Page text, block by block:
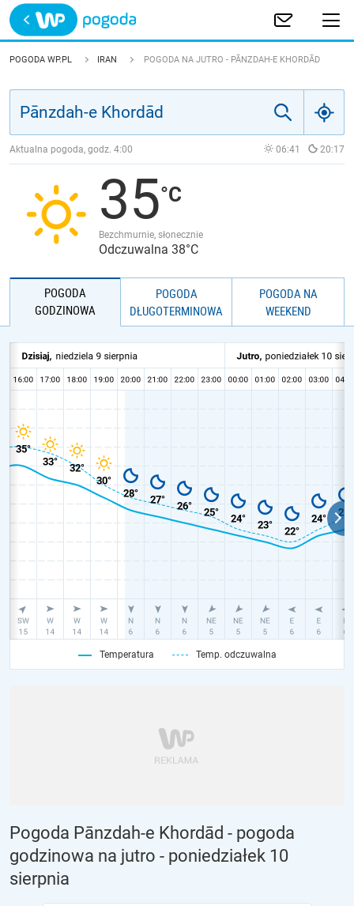
Trwa ładowanie
POLSKA
JAKOŚĆ POWIETRZA
POGODA WP.PL IRAN POGODA NA JUTRO - PĀNZDAH-E KHORDĀD
Aktualna pogoda, godz. 4:00 06:41 20:17
35
Bezchmurnie, słonecznie
Odczuwalna 38°C
POGODA
GODZINOWA
POGODA
DŁUGOTERMINOWA
POGODA NA
WEEKEND
Temperatura Temp. odczuwalna
Pogoda Pānzdah-e Khordād - pogoda
godzinowa na jutro - poniedziałek 10
sierpnia